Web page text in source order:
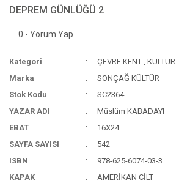
DEPREM GÜNLÜĞÜ 2
0 - Yorum Yap
Kategori ÇEVRE KENT ,KÜLTÜR
Marka
SONÇAĞ KÜLTÜR
Stok Kodu
SC2364
YAZAR ADI
Müslüm KABADAYI
EBAT
16X24
SAYFA SAYISI
542
ISBN
978-625-6074-03-3
KAPAK
AMERİKAN CİLT